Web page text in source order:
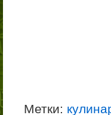
Метки: